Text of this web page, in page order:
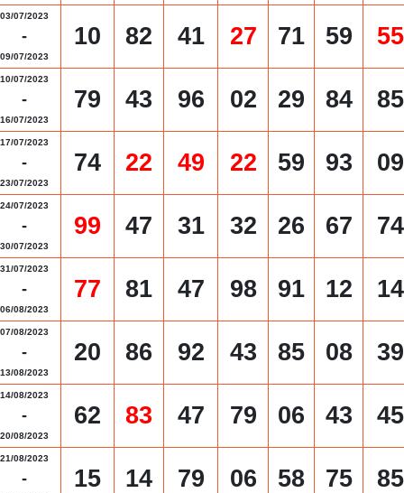
03/07/2023
-
09/07/2023
10 82 41 27 71 59 55
10/07/2023
-
16/07/2023
79 43 96 02 29 84 85
17/07/2023
-
23/07/2023
74 22 49 22 59 93 09
24/07/2023
-
30/07/2023
99 47 31 32 26 67 74
31/07/2023
-
06/08/2023
77 81 47 98 91 12 14
07/08/2023
-
13/08/2023
20 86 92 43 85 08 39
14/08/2023
-
20/08/2023
62 83 47 79 06 43 45
21/08/2023
- 15 14 79 06 58 75 85